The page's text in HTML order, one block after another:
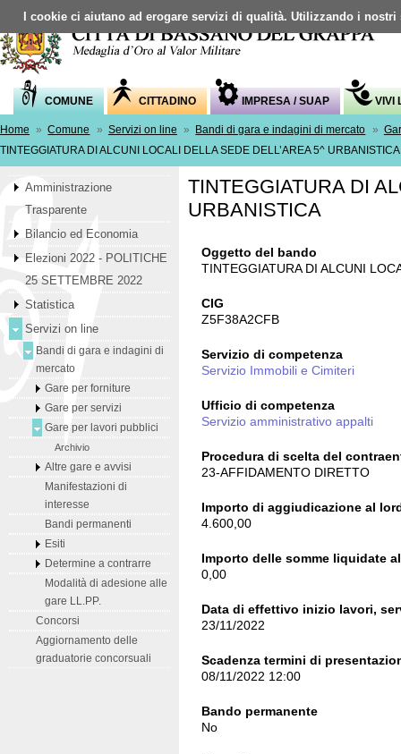
COMUNE CITTADINO IMPRESA / SUAP VIVI
Home » Comune » Servizi on line » Bandi di gara e indagini di mercato »
TINTEGGIATURA DI ALCUNI LOCALI DELLA SEDE DELL’AREA 5^ URBANISTICA
Amministrazione
Trasparente
Bilancio ed Economia
Elezioni 2022 - POLITICHE
25 SETTEMBRE 2022
Statistica
Servizi on line
Bandi di gara e indagini di
mercato
Gare per forniture
Gare per servizi
Gare per lavori pubblici
Archivio
Altre gare e avvisi
Manifestazioni di
interesse
Bandi permanenti
Esiti
Determine a contrarre
Modalità di adesione alle
gare LL.PP.
Concorsi
Aggiornamento delle
graduatorie concorsuali
TINTEGGIATURA DI
URBANISTICA
Oggetto del bando
TINTEGGIATURA DI ALCUNI
CIG
Z5F38A2CFB
Servizio di competenza
Servizio Immobili e Cimiteri
Ufficio di competenza
Servizio amministrativo appalti
Procedura di scelta del
23-AFFIDAMENTO DIRETTO
Importo di aggiudicazione al
4.600,00
Importo delle somme liquidate
0,00
Data di effettivo inizio lavori,
23/11/2022
Scadenza termini di
08/11/2022 12:00
Bando permanente
No
I cookie ci aiutano ad erogare servizi di qualità. Utilizzando i